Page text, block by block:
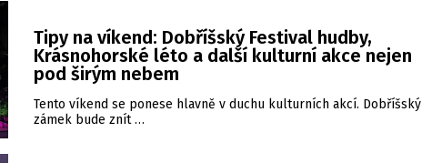
Tipy na víkend: Dobříšský Festival hudby,
Krásnohorské léto a další kulturní akce nejen
pod širým nebem
Tento víkend se ponese hlavně v duchu kulturních akcí. Dobříšský
zámek bude znít …